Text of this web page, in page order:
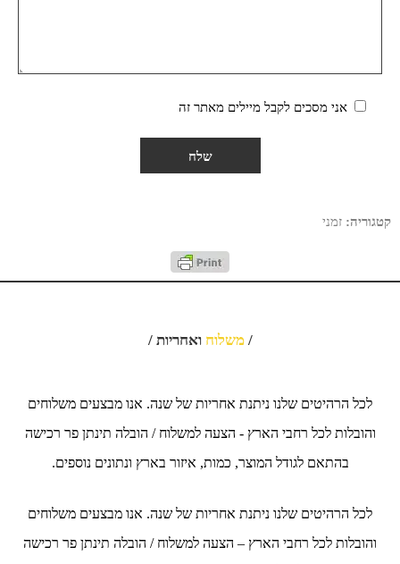
אני מסכים לקבל מיילים מאתר זה
קטגוריה: זמני
/משלוח ואחריות /
לכל הרהיטים שלנו ניתנת אחריות של שנה. אנו מבצעים משלוחים
והובלות לכל רחבי הארץ - הצעה למשלוח / הובלה תינתן פר רכישה
בהתאם לגודל המוצר, כמות, איזור בארץ ונתונים נוספים.
לכל הרהיטים שלנו ניתנת אחריות של שנה. אנו מבצעים משלוחים
והובלות לכל רחבי הארץ – הצעה למשלוח / הובלה תינתן פר רכישה